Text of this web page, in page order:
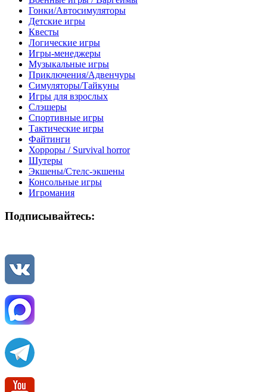
Гонки/Автосимуляторы
Детские игры
Квесты
Логические игры
Игры-менеджеры
Музыкальные игры
Приключения/Адвенчуры
Симуляторы/Тайкуны
Игры для взрослых
Слэшеры
Спортивные игры
Тактические игры
Файтинги
Хорроры / Survival horror
Шутеры
Экшены/Стелс-экшены
Консольные игры
Игромания
Подписывайтесь: